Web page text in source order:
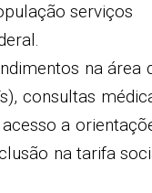
serviços
na área
consultas
a
na tarifa